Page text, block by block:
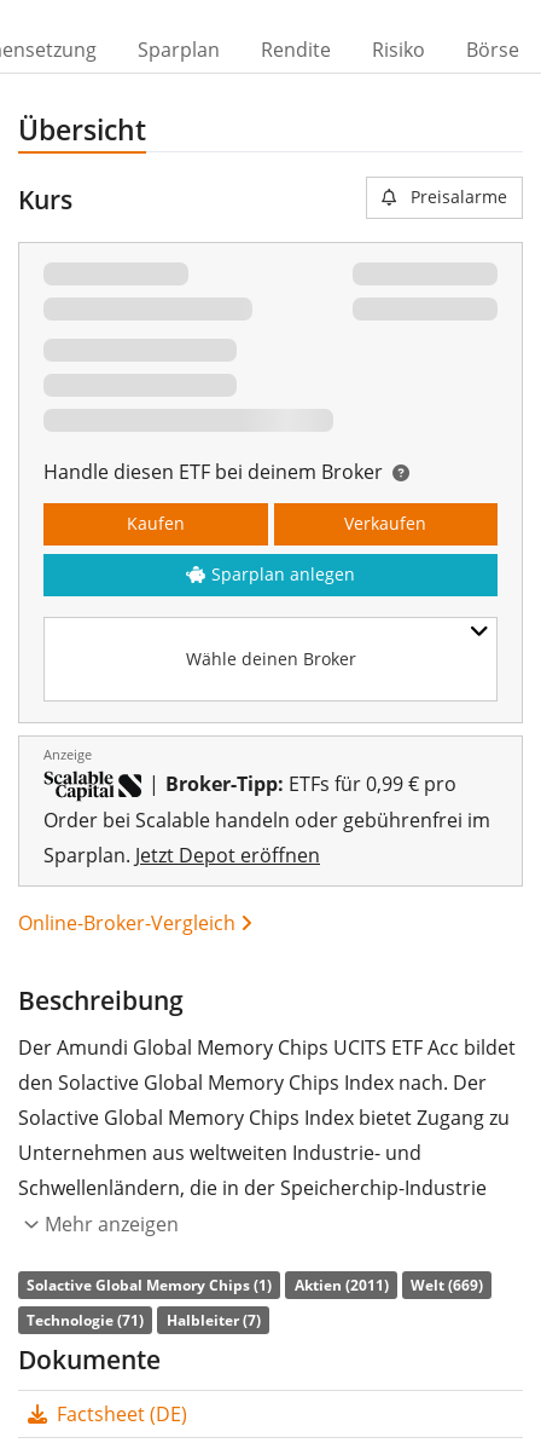
Sparplan Rendite Risiko Börse
Übersicht
Kurs Preisalarme
Handle diesen ETF bei deinem Broker
Wähle deinen Broker
Kaufen Verkaufen
Sparplan anlegen
Anzeige
| Broker-Tipp: ETFs für 0,99 € pro
Order bei Scalable handeln oder gebührenfrei im
Sparplan. Jetzt Depot eröffnen
Online-Broker-Vergleich
Beschreibung
Der Amundi Global Memory Chips UCITS ETF Acc bildet
den Solactive Global Memory Chips Index nach. Der
Solactive Global Memory Chips Index bietet Zugang zu
Unternehmen aus weltweiten Industrie- und
Schwellenländern, die in der Speicherchip-Industrie
tätig sind.
DieTER(Gesamtkostenquote) des ETF liegt bei0,45%
p.a.. Der Amundi Global Memory Chips UCITS ETF Acc
ist der einzige ETF, der den Solactive Global Memory
Wertentwicklung des Index durch
Mehr anzeigen
Solactive Global Memory Chips (1) Aktien (2011)
Welt (669)
Technologie (71)
Halbleiter (7)
Dokumente
Factsheet (DE)